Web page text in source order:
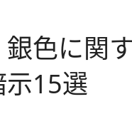
銀色に
示15選